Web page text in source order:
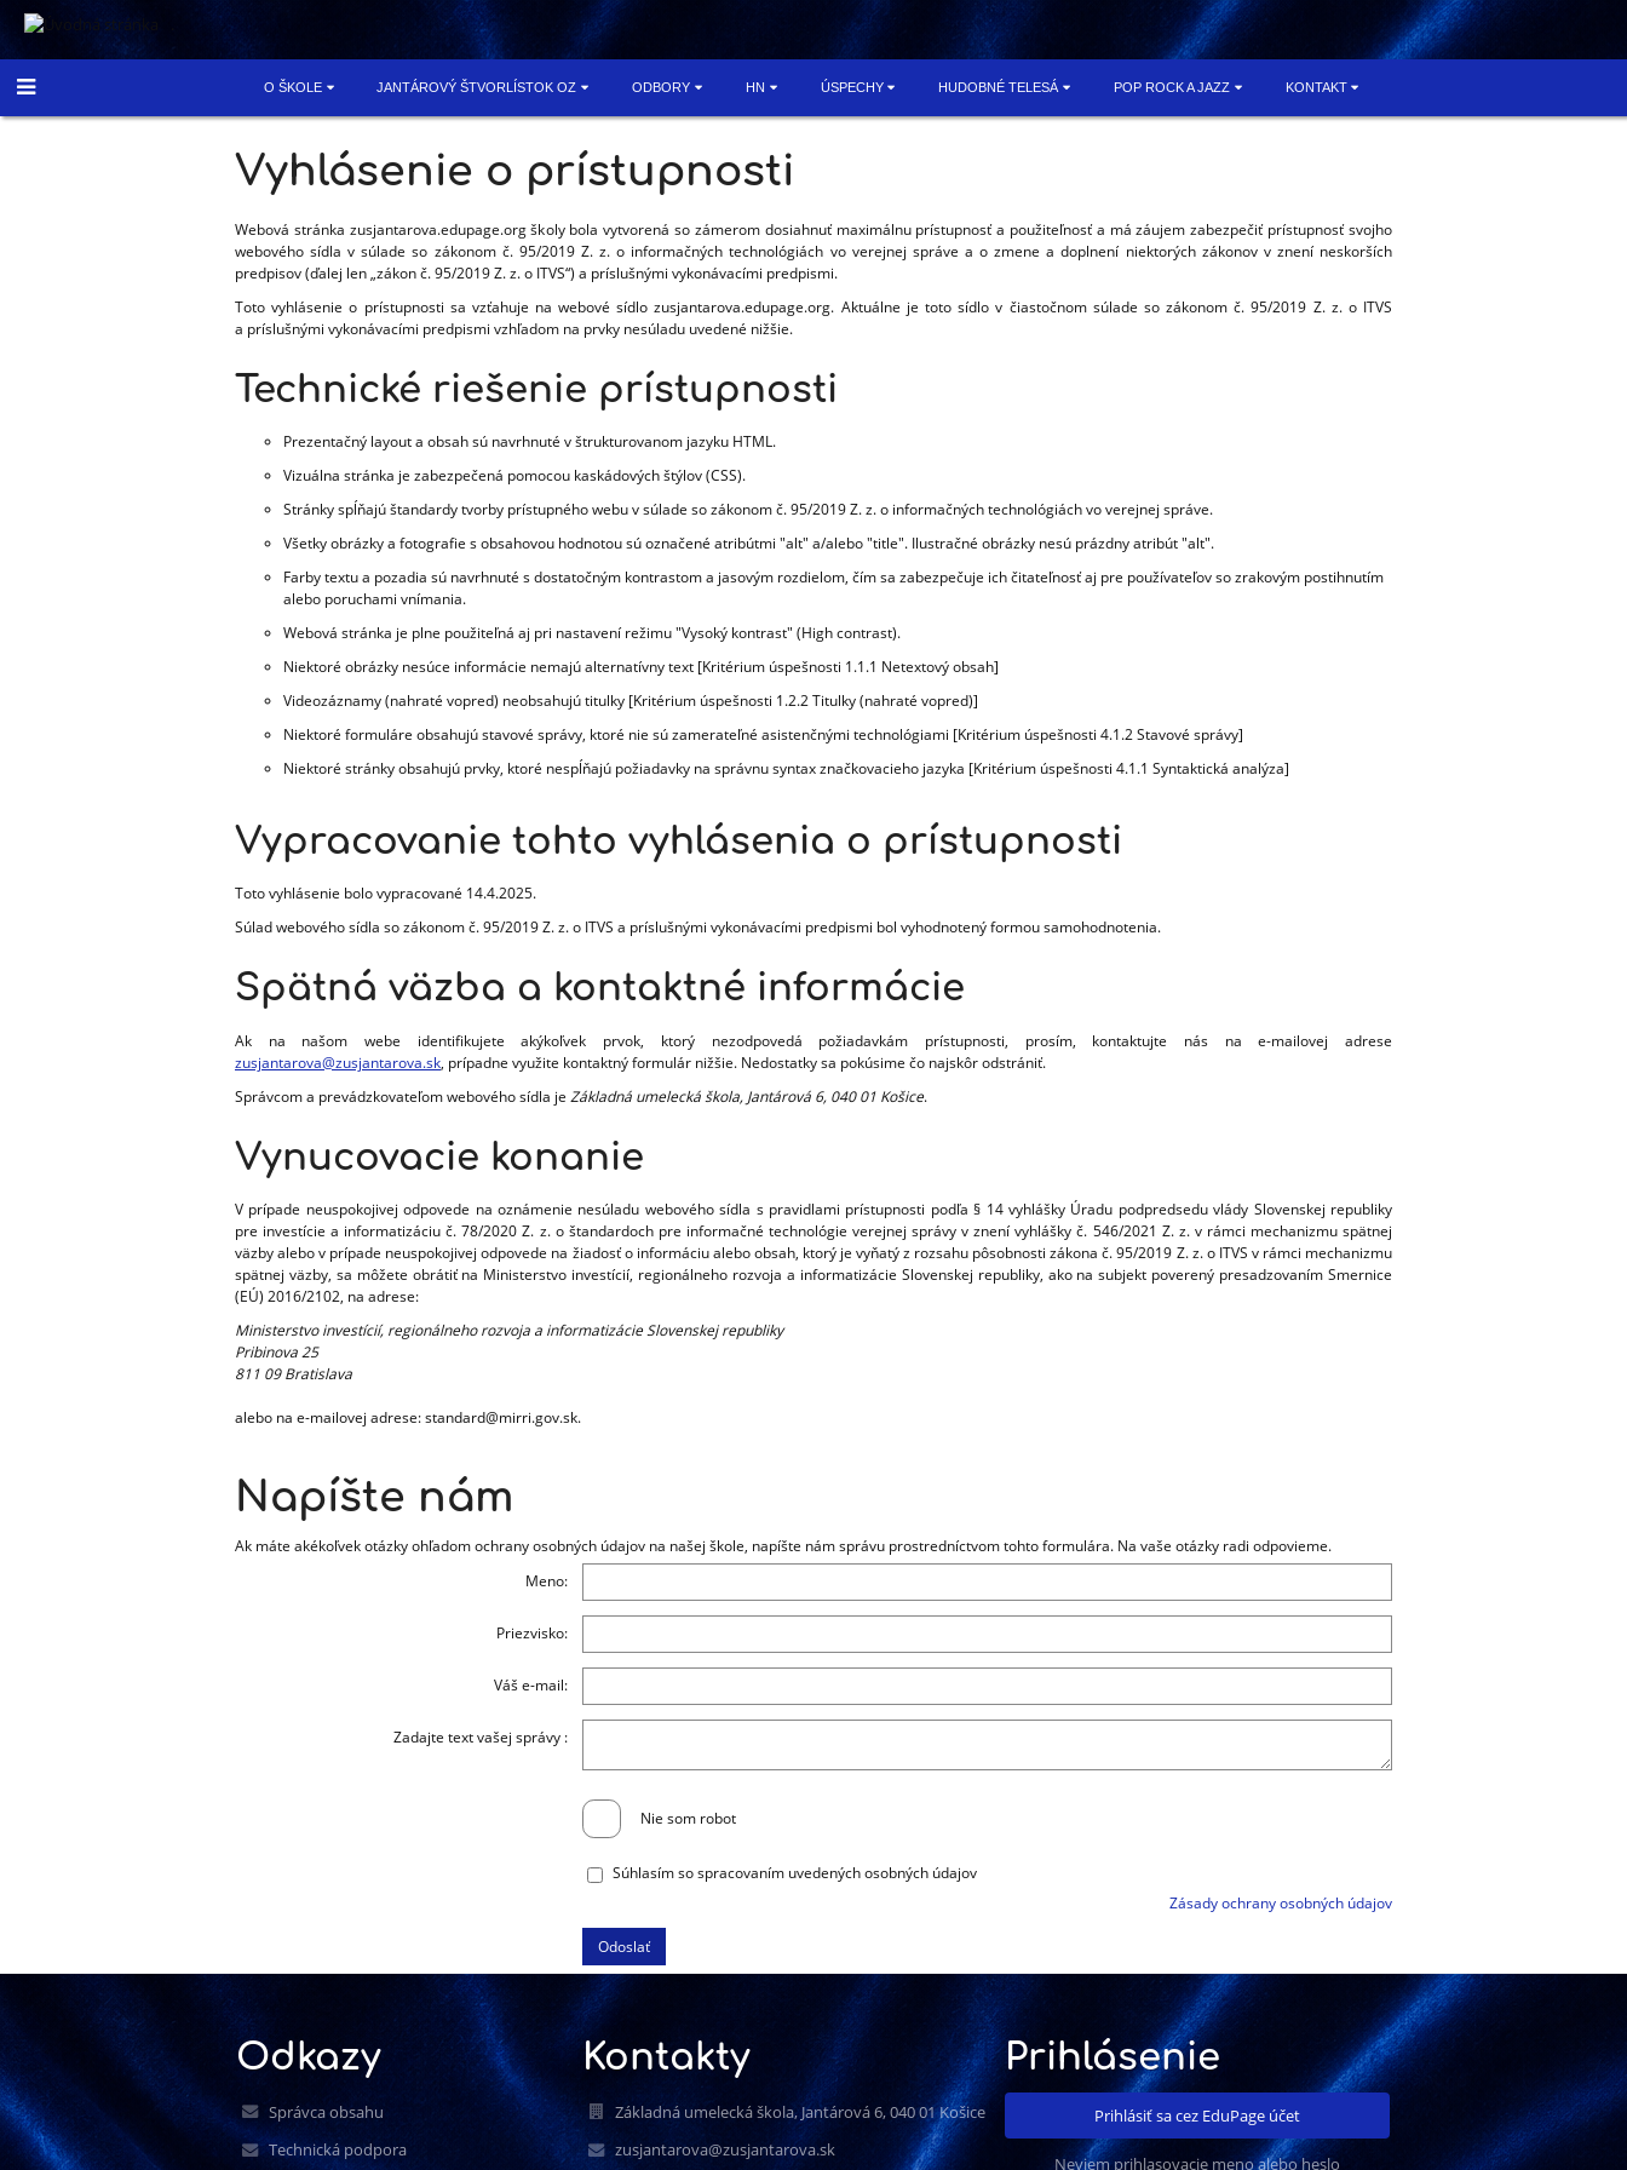
O ŠKOLE JANTÁROVÝ ŠTVORLÍSTOK OZ ODBORY HN ÚSPECHY HUDOBNÉ TELESÁ POP ROCK A JAZZ KONTAKT
Vyhlásenie
o
prístupnosti
Vyhlásenie o prístupnosti
Webová stránka zusjantarova.edupage.org školy bola vytvorená so zámerom dosiahnuť maximálnu prístupnosť a použiteľnosť a má záujem zabezpečiť prístupnosť svojho
webového sídla v súlade so zákonom č. 95/2019 Z. z. o informačných technológiách vo verejnej správe a o zmene a doplnení niektorých zákonov v znení neskorších
predpisov (ďalej len „zákon č. 95/2019 Z. z. o ITVS“) a príslušnými vykonávacími predpismi.
Toto vyhlásenie o prístupnosti sa vzťahuje na webové sídlo zusjantarova.edupage.org. Aktuálne je toto sídlo v čiastočnom súlade so zákonom č. 95/2019 Z. z. o ITVS
a príslušnými vykonávacími predpismi vzhľadom na prvky nesúladu uvedené nižšie.
Technické riešenie prístupnosti
Prezentačný layout a obsah sú navrhnuté v štrukturovanom jazyku HTML.
Vizuálna stránka je zabezpečená pomocou kaskádových štýlov (CSS).
Stránky spĺňajú štandardy tvorby prístupného webu v súlade so zákonom č. 95/2019 Z. z. o informačných technológiách vo verejnej správe.
Všetky obrázky a fotografie s obsahovou hodnotou sú označené atribútmi "alt" a/alebo "title". Ilustračné obrázky nesú prázdny atribút "alt".
Farby textu a pozadia sú navrhnuté s dostatočným kontrastom a jasovým rozdielom, čím sa zabezpečuje ich čitateľnosť aj pre používateľov so zrakovým postihnutím
alebo poruchami vnímania.
Webová stránka je plne použiteľná aj pri nastavení režimu "Vysoký kontrast" (High contrast).
Niektoré obrázky nesúce informácie nemajú alternatívny text [Kritérium úspešnosti 1.1.1 Netextový obsah]
Videozáznamy (nahraté vopred) neobsahujú titulky [Kritérium úspešnosti 1.2.2 Titulky (nahraté vopred)]
Niektoré formuláre obsahujú stavové správy, ktoré nie sú zamerateľné asistenčnými technológiami [Kritérium úspešnosti 4.1.2 Stavové správy]
Niektoré stránky obsahujú prvky, ktoré nespĺňajú požiadavky na správnu syntax značkovacieho jazyka [Kritérium úspešnosti 4.1.1 Syntaktická analýza]
Vypracovanie tohto vyhlásenia o prístupnosti
Toto vyhlásenie bolo vypracované 14.4.2025.
Súlad webového sídla so zákonom č. 95/2019 Z. z. o ITVS a príslušnými vykonávacími predpismi bol vyhodnotený formou samohodnotenia.
Spätná väzba a kontaktné informácie
Ak na našom webe identifikujete akýkoľvek prvok, ktorý nezodpovedá požiadavkám prístupnosti, prosím, kontaktujte nás na e-mailovej adrese
zusjantarova@zusjantarova.sk, prípadne využite kontaktný formulár nižšie. Nedostatky sa pokúsime čo najskôr odstrániť.
Správcom a prevádzkovateľom webového sídla je Základná umelecká škola, Jantárová 6, 040 01 Košice.
Vynucovacie konanie
V prípade neuspokojivej odpovede na oznámenie nesúladu webového sídla s pravidlami prístupnosti podľa § 14 vyhlášky Úradu podpredsedu vlády Slovenskej republiky
pre investície a informatizáciu č. 78/2020 Z. z. o štandardoch pre informačné technológie verejnej správy v znení vyhlášky č. 546/2021 Z. z. v rámci mechanizmu spätnej
väzby alebo v prípade neuspokojivej odpovede na žiadosť o informáciu alebo obsah, ktorý je vyňatý z rozsahu pôsobnosti zákona č. 95/2019 Z. z. o ITVS v rámci mechanizmu
spätnej väzby, sa môžete obrátiť na Ministerstvo investícií, regionálneho rozvoja a informatizácie Slovenskej republiky, ako na subjekt poverený presadzovaním Smernice
(EÚ) 2016/2102, na adrese:
Ministerstvo investícií, regionálneho rozvoja a informatizácie Slovenskej republiky
Pribinova 25
811 09 Bratislava
alebo na e-mailovej adrese: standard@mirri.gov.sk.
Napíšte nám
Ak máte akékoľvek otázky ohľadom ochrany osobných údajov na našej škole, napíšte nám správu prostredníctvom tohto formulára. Na vaše otázky radi odpovieme.
Meno:
Priezvisko:
Váš e-mail:
Zadajte text vašej správy :
Nie som robot
Súhlasím so spracovaním uvedených osobných údajov
Zásady ochrany osobných údajov
Odkazy
Správca obsahu
Technická podpora
Kontakty
Základná umelecká škola, Jantárová 6, 040 01 Košice
zusjantarova@zusjantarova.sk
Prihlásenie
Prihlásiť sa cez EduPage účet
Neviem prihlasovacie meno alebo heslo